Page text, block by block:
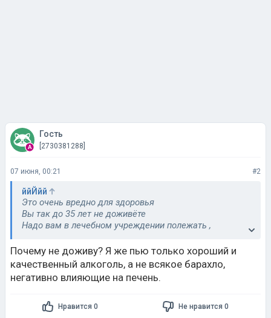
Гость
[2730381288]
07 июня, 00:21 #2
ййЙйй
Это очень вредно для здоровья
Вы так до 35 лет не доживёте
Надо вам в лечебном учреждении полежать ,
Почему не доживу? Я же пью только хороший и
качественный алкоголь, а не всякое барахло,
негативно влияющие на печень.
Нравится 0 Не нравится 0